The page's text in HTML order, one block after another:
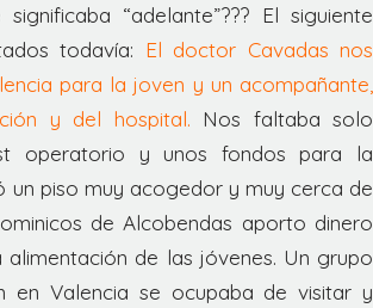
“adelante”??? El siguiente
todavía: El doctor Cavadas nos
para la joven y un acompañante,
y del hospital. Nos faltaba solo
operatorio y unos fondos para la
un piso muy acogedor y muy cerca de
de Alcobendas aporto dinero
de las jóvenes. Un grupo
en Valencia se ocupaba de visitar y